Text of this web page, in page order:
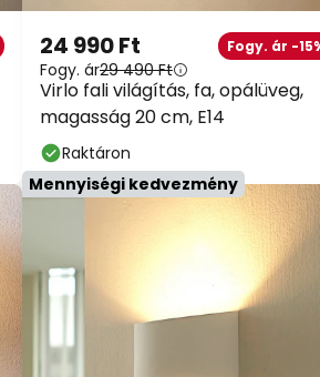
Virlo fali világítás, fa, opálüveg,
magasság 20 cm, E14
24 990 Ft Fogy. ár -15%
Fogy. ár29 490 Ft
Mennyiségi kedvezmény